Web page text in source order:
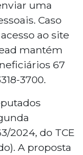
uma
Caso
ao site
mantém
67
3700.
2024, do TCE
A proposta